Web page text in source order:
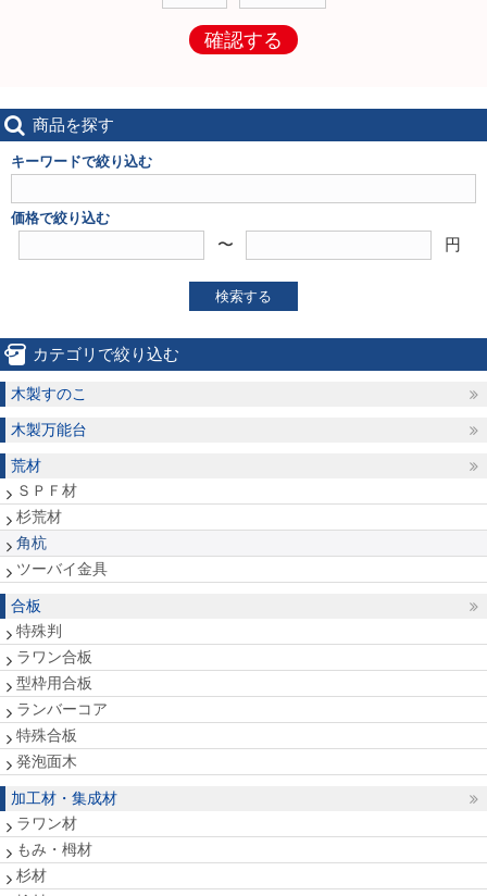
確認する
商品を探す
キーワードで絞り込む
価格で絞り込む
〜 円
検索する
カテゴリで絞り込む
木製すのこ
木製万能台
荒材
ＳＰＦ材
杉荒材
角杭
ツーバイ金具
合板
特殊判
ラワン合板
型枠用合板
ランバーコア
特殊合板
発泡面木
加工材・集成材
ラワン材
もみ・栂材
杉材